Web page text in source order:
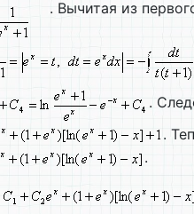
. Вычитая из
.
.
.